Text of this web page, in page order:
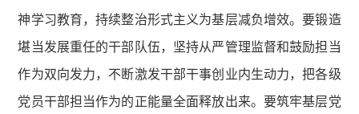
神学习教育，持续整治形式主义为基层减负增效。要锻造
堪当发展重任的干部队伍，坚持从严管理监督和鼓励担当
作为双向发力，不断激发干部干事创业内生动力，把各级
党员干部担当作为的正能量全面释放出来。要筑牢基层党